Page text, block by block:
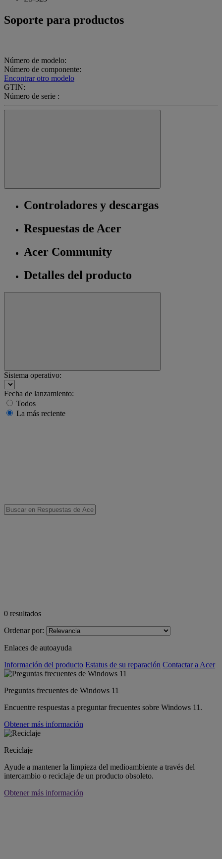
Soporte para productos
Número de modelo:
Número de componente:
Encontrar otro modelo
GTIN:
Número de serie :
Controladores y descargas
Respuestas de Acer
Acer Community
Detalles del producto
Sistema operativo:
Fecha de lanzamiento:
Todos
La más reciente
0 resultados
Ordenar por:
Enlaces de autoayuda
Información del producto Estatus de su reparación Contactar a Acer
Preguntas frecuentes de Windows 11
Encuentre respuestas a preguntar frecuentes sobre Windows 11.
Obtener más información
Reciclaje
Ayude a mantener la limpieza del medioambiente a través del
intercambio o reciclaje de un producto obsoleto.
Obtener más información